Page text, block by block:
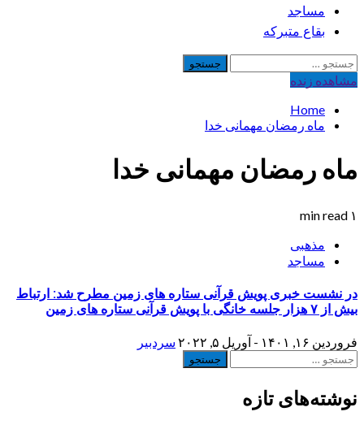
مساجد
بقاع متبرکه
جستجو
برای:
مشاهده‌ زنده
Home
ماه رمضان مهمانی خدا
ماه رمضان مهمانی خدا
۱ min read
مذهبی
مساجد
در نشست خبری پویش قرآنی ستاره های زمین مطرح شد: ارتباط
بیش از ۷ هزار جلسه خانگی با پویش قرآنی ستاره های زمین
فروردین ۱۶, ۱۴۰۱ - آوریل ۵, ۲۰۲۲
سردبیر
جستجو
نوشته‌های تازه